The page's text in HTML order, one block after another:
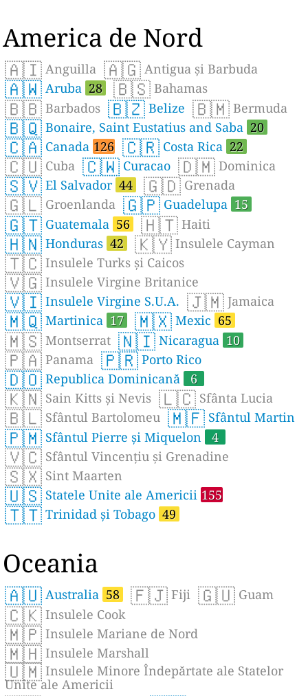
America de Nord
🇦🇮 Anguilla 🇦🇬 Antigua și Barbuda
🇦🇼 Aruba 28 🇧🇸 Bahamas
🇧🇧 Barbados 🇧🇿 Belize 🇧🇲 Bermuda
🇧🇶 Bonaire, Saint Eustatius and Saba 20
🇨🇦 Canada 126 🇨🇷 Costa Rica 22
🇨🇺 Cuba 🇨🇼 Curacao 🇩🇲 Dominica
🇸🇻 El Salvador 44 🇬🇩 Grenada
🇬🇱 Groenlanda 🇬🇵 Guadelupa 15
🇬🇹 Guatemala 56 🇭🇹 Haiti
🇭🇳 Honduras 42 🇰🇾 Insulele Cayman
🇹🇨 Insulele Turks și Caicos
🇻🇬 Insulele Virgine Britanice
🇻🇮 Insulele Virgine S.U.A. 🇯🇲 Jamaica
🇲🇶 Martinica 17 🇲🇽 Mexic 65
🇲🇸 Montserrat 🇳🇮 Nicaragua 10
🇵🇦 Panama 🇵🇷 Porto Rico
🇩🇴 Republica Dominicană 6
🇰🇳 Sain Kitts și Nevis 🇱🇨 Sfânta Lucia
🇧🇱 Sfântul Bartolomeu 🇲🇫 Sfântul Martin
🇵🇲 Sfântul Pierre și Miquelon 4
🇻🇨 Sfântul Vincențiu și Grenadine
🇸🇽 Sint Maarten
🇺🇸 Statele Unite ale Americii 155
🇹🇹 Trinidad și Tobago 49
Oceania
🇦🇺 Australia 58 🇫🇯 Fiji 🇬🇺 Guam
🇨🇰 Insulele Cook
🇲🇵 Insulele Mariane de Nord
🇲🇭 Insulele Marshall
🇺🇲 Insulele Minore Îndepărtate ale Statelor
Unite ale Americii